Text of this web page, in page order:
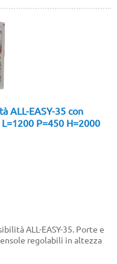
ALL-EASY-35 con
P=450 H=2000
ALL-EASY-35. Porte e
regolabili in altezza